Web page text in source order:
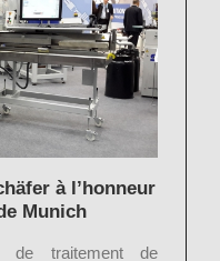
à l’honneur
Munich
de traitement de